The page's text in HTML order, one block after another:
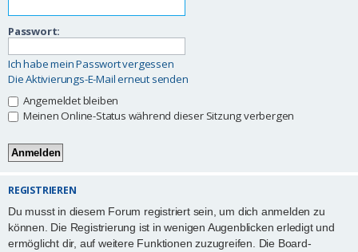
Passwort:
Ich habe mein Passwort vergessen
Die Aktivierungs-E-Mail erneut senden
Angemeldet bleiben
Meinen Online-Status während dieser Sitzung verbergen
REGISTRIEREN
Du musst in diesem Forum registriert sein, um dich anmelden zu
können. Die Registrierung ist in wenigen Augenblicken erledigt und
ermöglicht dir, auf weitere Funktionen zuzugreifen. Die Board-